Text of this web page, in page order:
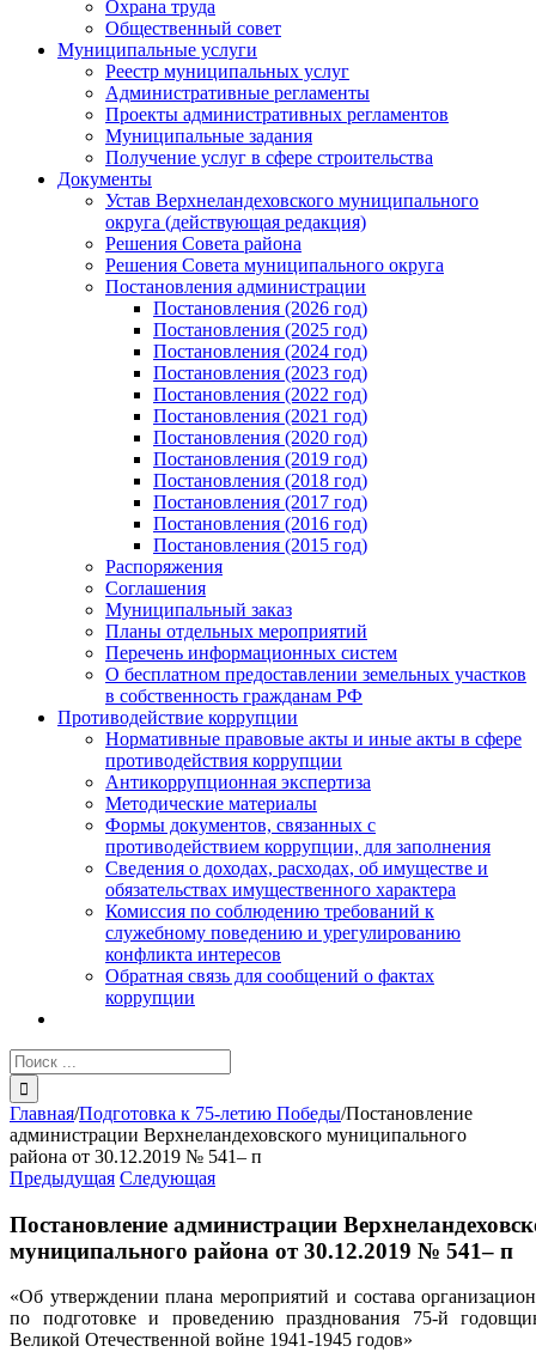
Охрана труда
Общественный совет
Муниципальные услуги
Реестр муниципальных услуг
Административные регламенты
Проекты административных регламентов
Муниципальные задания
Получение услуг в сфере строительства
Документы
Устав Верхнеландеховского муниципального
округа (действующая редакция)
Решения Совета района
Решения Совета муниципального округа
Постановления администрации
Постановления (2026 год)
Постановления (2025 год)
Постановления (2024 год)
Постановления (2023 год)
Постановления (2022 год)
Постановления (2021 год)
Постановления (2020 год)
Постановления (2019 год)
Постановления (2018 год)
Постановления (2017 год)
Постановления (2016 год)
Постановления (2015 год)
Распоряжения
Соглашения
Муниципальный заказ
Планы отдельных мероприятий
Перечень информационных систем
О бесплатном предоставлении земельных участков
в собственность гражданам РФ
Противодействие коррупции
Нормативные правовые акты и иные акты в сфере
противодействия коррупции
Антикоррупционная экспертиза
Методические материалы
Формы документов, связанных с
противодействием коррупции, для заполнения
Сведения о доходах, расходах, об имуществе и
обязательствах имущественного характера
Комиссия по соблюдению требований к
служебному поведению и урегулированию
конфликта интересов
Обратная связь для сообщений о фактах
коррупции
Результат
поиска:
Главная/Подготовка к 75-летию Победы/Постановление
администрации Верхнеландеховского муниципального
района от 30.12.2019 № 541– п
Предыдущая Следующая
Постановление администрации
муниципального района от 30.12.2019 № 541– п
«Об утверждении плана мероприятий и состава
по подготовке и проведению празднования 75-й
Великой Отечественной войне 1941-1945 годов»